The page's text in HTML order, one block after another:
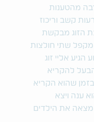
מהטענות
קשב וריכוז
הזוג מבקשת
מקפל שתי חולצות
אליי זוג
להקריא
שהוא הקריא
ענה ויצא
את הילדים